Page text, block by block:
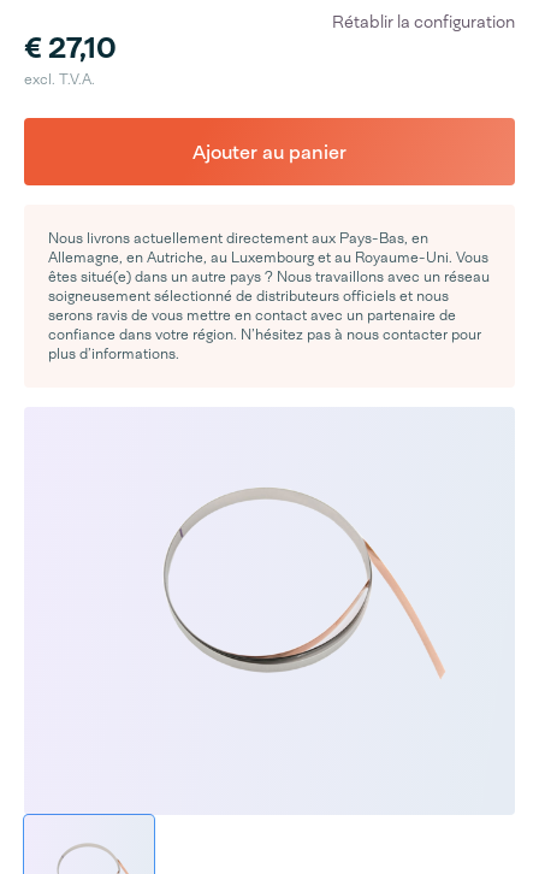
€ 27,10
excl. T.V.A.
Rétablir la configuration
Ajouter au panier
Nous livrons actuellement directement aux Pays-Bas, en
Allemagne, en Autriche, au Luxembourg et au Royaume-Uni. Vous
êtes situé(e) dans un autre pays ? Nous travaillons avec un réseau
soigneusement sélectionné de distributeurs officiels et nous
serons ravis de vous mettre en contact avec un partenaire de
confiance dans votre région. N’hésitez pas à nous contacter pour
plus d’informations.